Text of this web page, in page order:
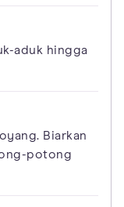
aduk hingga
Biarkan
potong